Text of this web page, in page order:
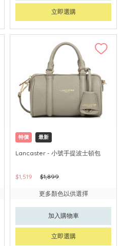
立即選購
特價 最新
Lancaster - 小號手提波士頓包
$1,519 $1,899
更多顏色以供選擇
加入購物車
立即選購